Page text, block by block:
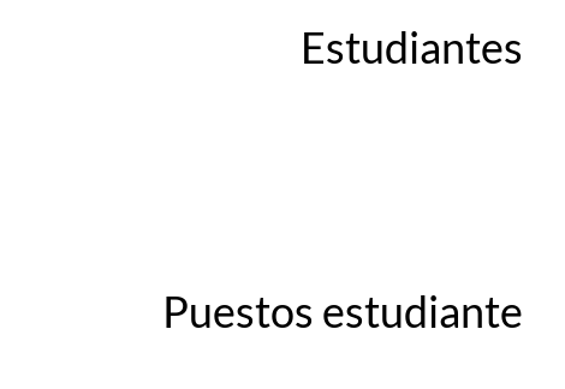
Estudiantes
Puestos estudiante